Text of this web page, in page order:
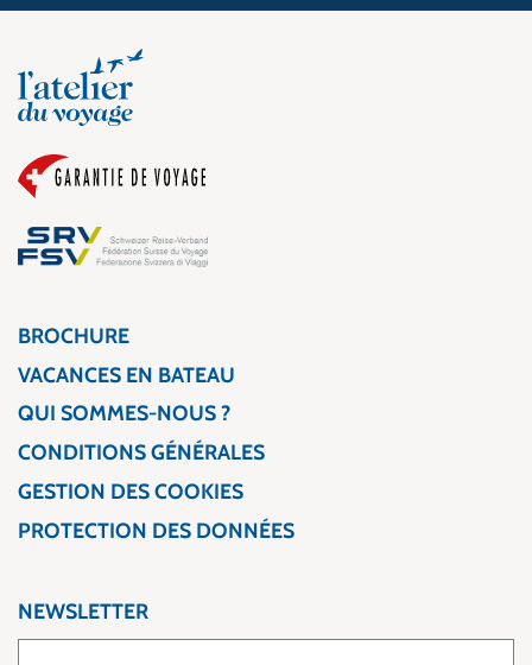
BROCHURE
VACANCES EN BATEAU
QUI SOMMES-NOUS ?
CONDITIONS GÉNÉRALES
GESTION DES COOKIES
PROTECTION DES DONNÉES
NEWSLETTER